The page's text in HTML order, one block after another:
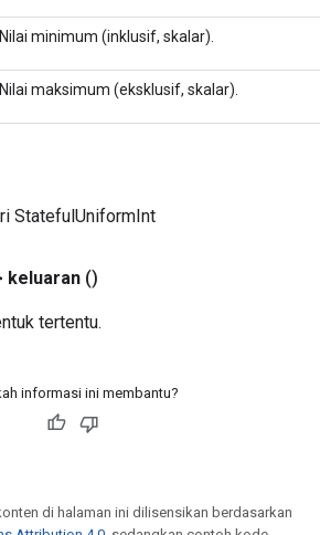
Nilai minimum (inklusif, skalar).
Nilai maksimum (eksklusif, skalar).
StatefulUniformInt
keluaran ()
tertentu.
informasi ini membantu?
di halaman ini dilisensikan berdasarkan